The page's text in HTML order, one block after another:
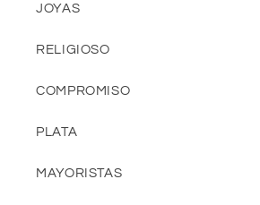
JOYAS
RELIGIOSO
COMPROMISO
PLATA
MAYORISTAS